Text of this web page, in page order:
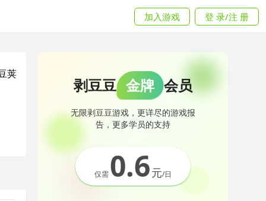
加入游戏 登 录/注 册
荚
剥豆豆 金牌 会员
无限剥豆豆游戏，更详尽的游戏报
告，更多学员的支持
仅需0.6元/日